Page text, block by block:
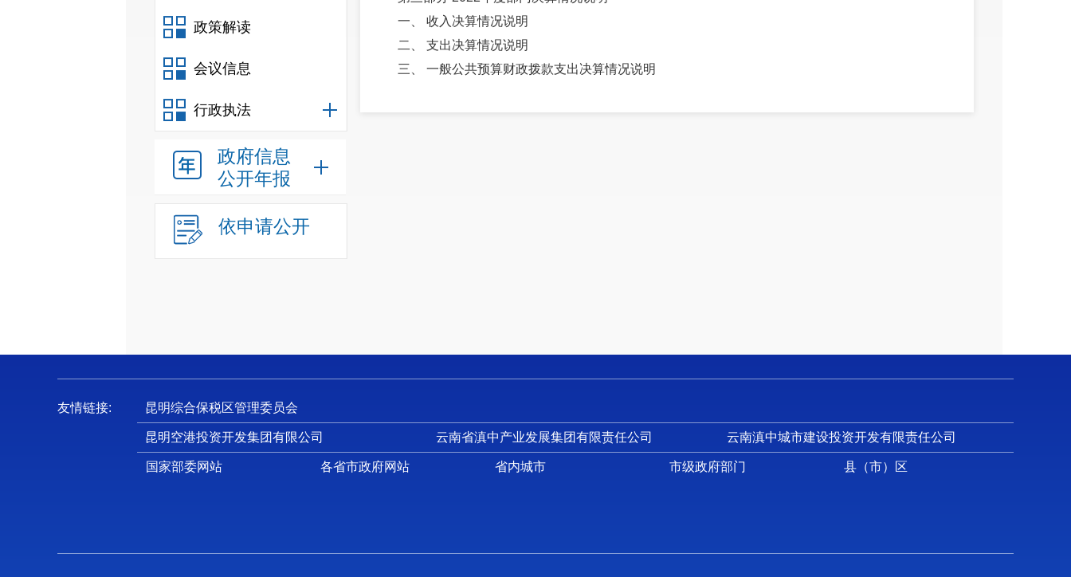
政策解读
会议信息
行政执法
政府信息
公开年报
依申请公开
一、 收入决算情况说明
二、 支出决算情况说明
三、 一般公共预算财政拨款支出决算情况说明
第五部分 名词解释
一、 主要职能
（一）主要职能
落实云南省昆明空港经济区管委会、昆明综合保税区管委会和昆明长水国际机场建立的工作协调联席
友情链接: 昆明综合保税区管理委员会
昆明空港投资开发集团有限公司 云南省滇中产业发展集团有限责任公司 云南滇中城市建设投资开发有限责任公司
国家部委网站 各省市政府网站 省内城市 市级政府部门 县（市）区